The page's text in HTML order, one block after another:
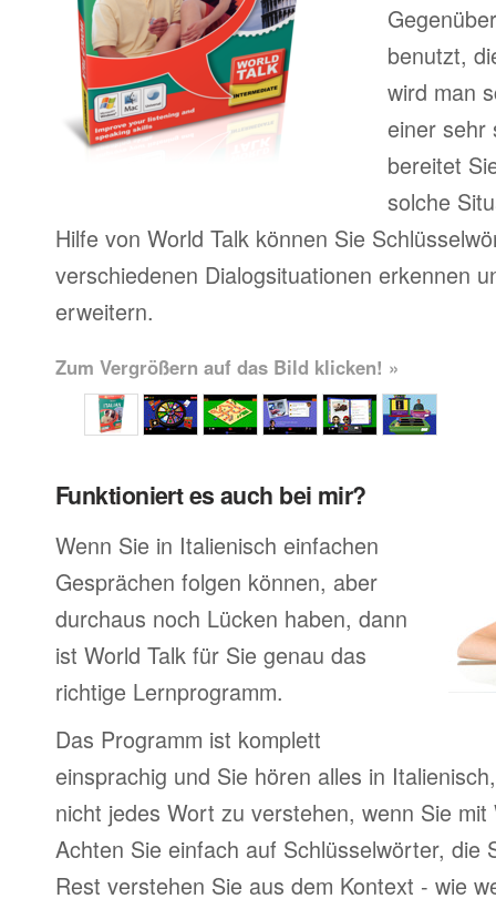
benutzt,
wird man
einer sehr
bereitet
solche
Hilfe von World Talk können Sie
verschiedenen Dialogsituationen erkennen
erweitern.
Zum Vergrößern auf das Bild klicken! »
Funktioniert es auch bei mir?
Wenn Sie in Italienisch einfachen
Gesprächen folgen können, aber
durchaus noch Lücken haben, dann
ist World Talk für Sie genau das
richtige Lernprogramm.
Das Programm ist komplett
einsprachig und Sie hören alles in
nicht jedes Wort zu verstehen, wenn Sie mit
Achten Sie einfach auf Schlüsselwörter, die
Rest verstehen Sie aus dem Kontext - wie